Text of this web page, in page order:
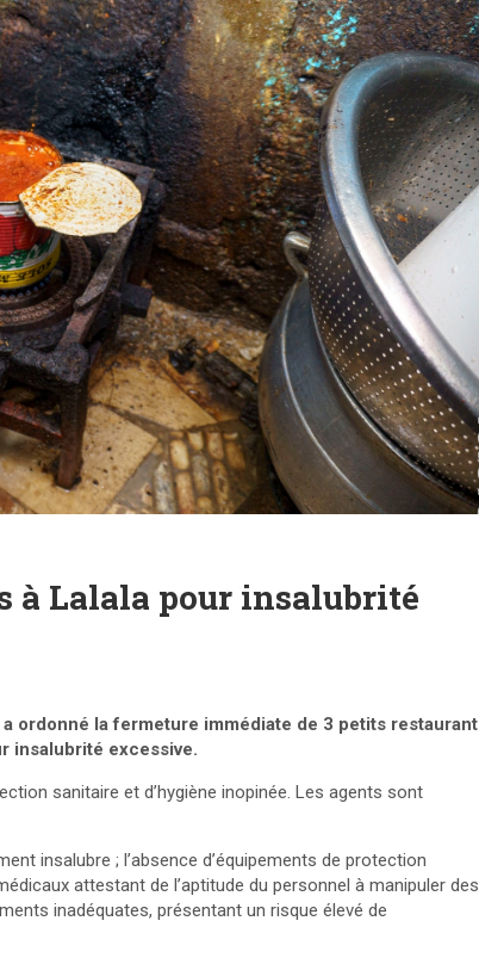
à Lalala pour insalubrité
ordonné la fermeture immédiate de 3 petits restaurant
insalubrité excessive.
sanitaire et d’hygiène inopinée. Les agents sont
insalubre ; l’absence d’équipements de protection
attestant de l’aptitude du personnel à manipuler des
inadéquates, présentant un risque élevé de